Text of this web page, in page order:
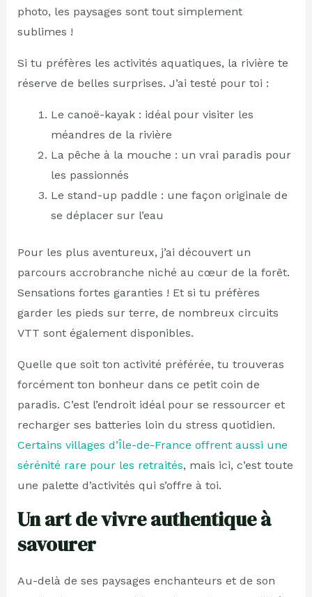
photo, les paysages sont tout simplement
sublimes !
Si tu préfères les activités aquatiques, la rivière te
réserve de belles surprises. J’ai testé pour toi :
Le canoë-kayak : idéal pour visiter les
méandres de la rivière
La pêche à la mouche : un vrai paradis pour
les passionnés
Le stand-up paddle : une façon originale de
se déplacer sur l’eau
Pour les plus aventureux, j’ai découvert un
parcours accrobranche niché au cœur de la forêt.
Sensations fortes garanties ! Et si tu préfères
garder les pieds sur terre, de nombreux circuits
VTT sont également disponibles.
Quelle que soit ton activité préférée, tu trouveras
forcément ton bonheur dans ce petit coin de
paradis. C’est l’endroit idéal pour se ressourcer et
recharger ses batteries loin du stress quotidien.
Certains villages d’Île-de-France offrent aussi une
sérénité rare pour les retraités, mais ici, c’est toute
une palette d’activités qui s’offre à toi.
Un art de vivre authentique à
savourer
Au-delà de ses paysages enchanteurs et de son